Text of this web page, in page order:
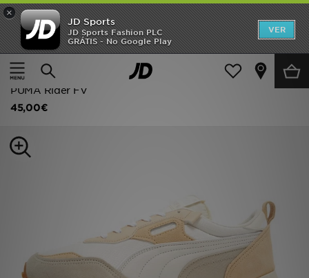
×
JD Sports
JD Sports Fashion PLC
GRÁTIS - No Google Play
VER
Página principal
Homem
Calçado de Homem
PUMA Rider FV
45,00€
INÍCIO
Promoções
NOVIDADES
MULHER